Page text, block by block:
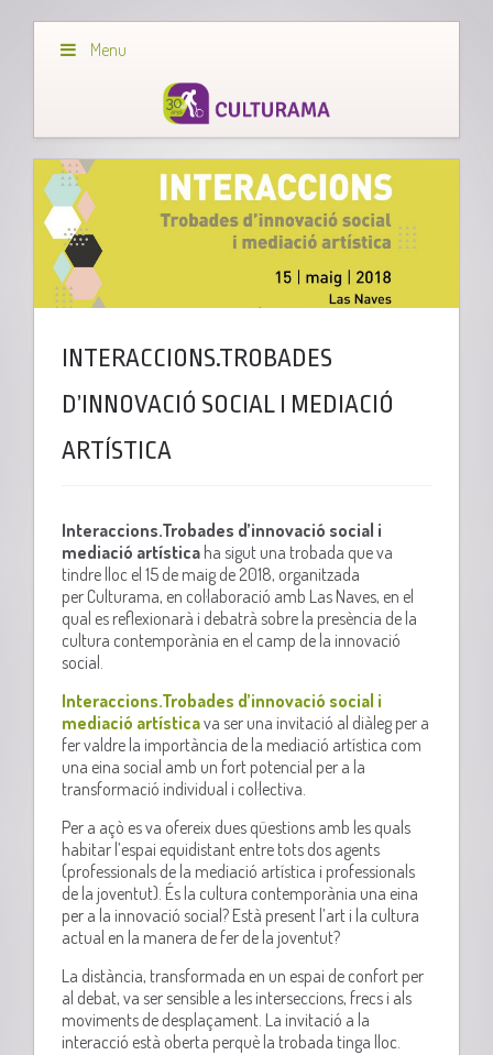
Menu
INTERACCIONS.TROBADES
D’INNOVACIÓ SOCIAL I MEDIACIÓ
ARTÍSTICA
Interaccions.Trobades d’innovació social i
mediació artística ha sigut una trobada que va
tindre lloc el 15 de maig de 2018, organitzada
per Culturama, en col·laboració amb Las Naves, en el
qual es reflexionarà i debatrà sobre la presència de la
cultura contemporània en el camp de la innovació
social.
Interaccions.Trobades d’innovació social i
mediació artísticava ser una invitació al diàleg per a
fer valdre la importància de la mediació artística com
una eina social amb un fort potencial per a la
transformació individual i col·lectiva.
Per a açò es va ofereix dues qüestions amb les quals
habitar l’espai equidistant entre tots dos agents
(professionals de la mediació artística i professionals
de la joventut). És la cultura contemporània una eina
per a la innovació social? Està present l’art i la cultura
actual en la manera de fer de la joventut?
La distància, transformada en un espai de confort per
al debat, va ser sensible a les interseccions, frecs i als
moviments de desplaçament. La invitació a la
interacció està oberta perquè la trobada tinga lloc.